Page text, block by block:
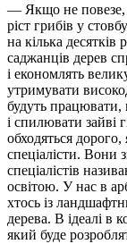
— Якщо не повезе,
ріст грибів у
на кілька
саджанців дерев
і економлять
утримувати
будуть працювати,
і спилювати зайві
обходяться дорого,
спеціалісти. Вони
спеціалістів
освітою. У нас в
хтось із
дерева. В ідеалі в
який буде